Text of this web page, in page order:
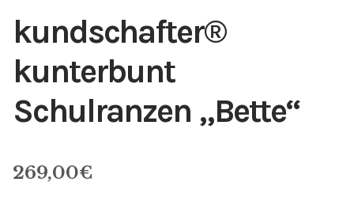
kundschafter​®​
kunterbunt
Schulranzen „Bette“
269,00€